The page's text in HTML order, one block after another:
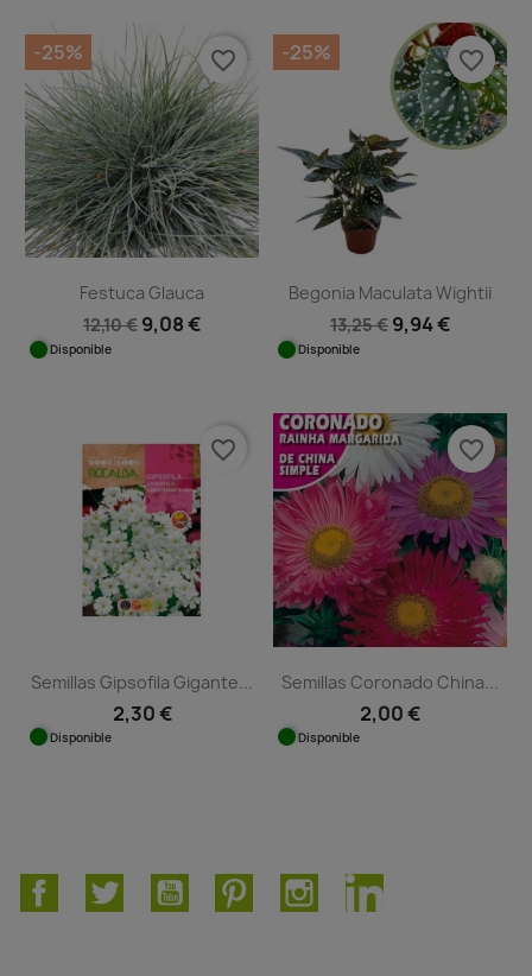
Festuca Glauca
12,10 € 9,08 €
Disponible
-25% favorite_border
Begonia Maculata Wightii
13,25 € 9,94 €
Disponible
-25% favorite_border
Semillas Gipsofila Gigante...
2,30 €
Disponible
favorite_border
Semillas Coronado China...
2,00 €
Disponible
favorite_border
FacebookTwitter YouTube PinterestInstagramLinkedIn